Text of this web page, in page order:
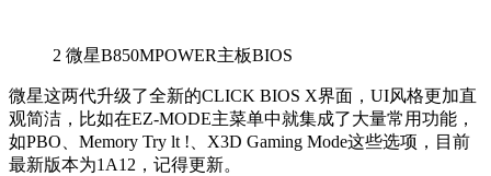
2 微星B850MPOWER主板BIOS
微星这两代升级了全新的CLICK BIOS X界面，UI风格更加直
观简洁，比如在EZ-MODE主菜单中就集成了大量常用功能，
如PBO、Memory Try lt !、X3D Gaming Mode这些选项，目前
最新版本为1A12，记得更新。